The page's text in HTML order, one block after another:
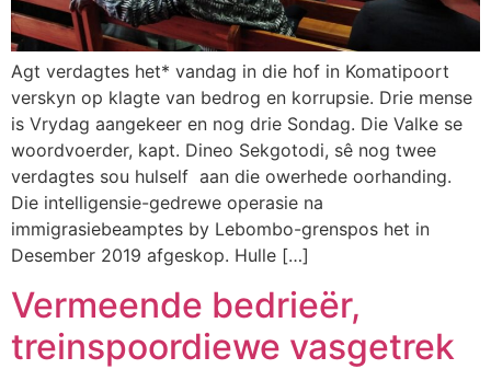
Agt verdagtes het* vandag in die hof in Komatipoort
verskyn op klagte van bedrog en korrupsie. Drie mense
is Vrydag aangekeer en nog drie Sondag. Die Valke se
woordvoerder, kapt. Dineo Sekgotodi, sê nog twee
verdagtes sou hulself aan die owerhede oorhanding.
Die intelligensie-gedrewe operasie na
immigrasiebeamptes by Lebombo-grenspos het in
Desember 2019 afgeskop. Hulle […]
Vermeende bedrieër,
treinspoordiewe vasgetrek